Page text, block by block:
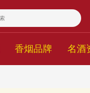
香烟品牌 名酒